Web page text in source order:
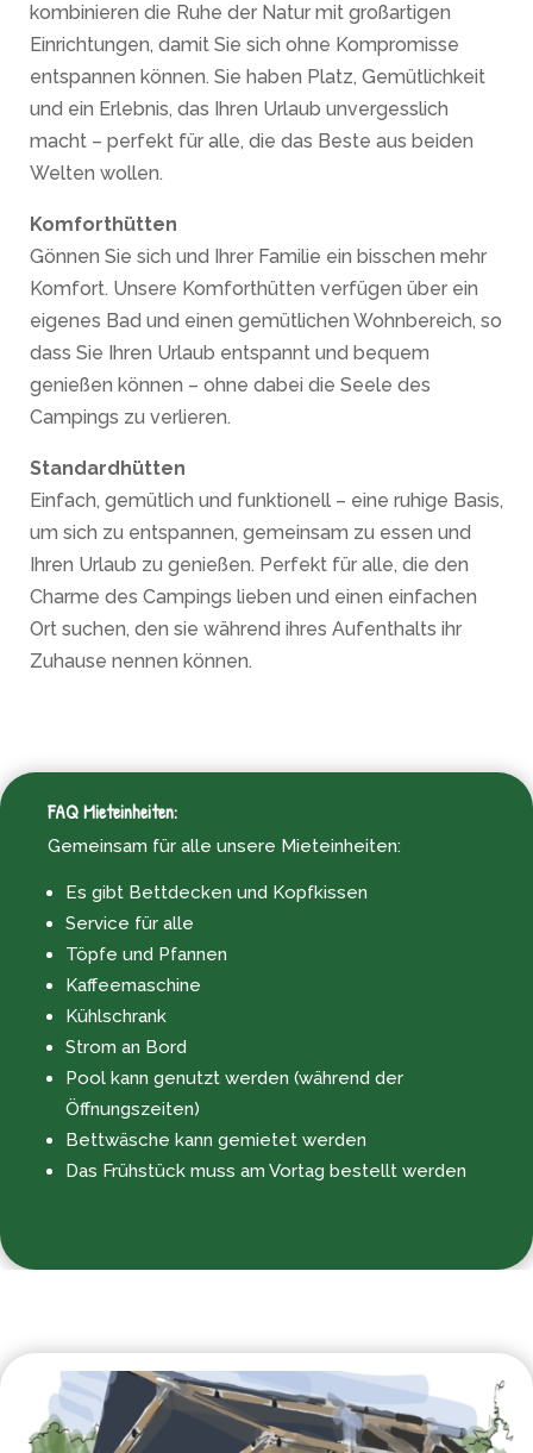
kombinieren die Ruhe der Natur mit großartigen
Einrichtungen, damit Sie sich ohne Kompromisse
entspannen können. Sie haben Platz, Gemütlichkeit
und ein Erlebnis, das Ihren Urlaub unvergesslich
macht – perfekt für alle, die das Beste aus beiden
Welten wollen.
Komforthütten
Gönnen Sie sich und Ihrer Familie ein bisschen mehr
Komfort. Unsere Komforthütten verfügen über ein
eigenes Bad und einen gemütlichen Wohnbereich, so
dass Sie Ihren Urlaub entspannt und bequem
genießen können – ohne dabei die Seele des
Campings zu verlieren.
Standardhütten
Einfach, gemütlich und funktionell – eine ruhige Basis,
um sich zu entspannen, gemeinsam zu essen und
Ihren Urlaub zu genießen. Perfekt für alle, die den
Charme des Campings lieben und einen einfachen
Ort suchen, den sie während ihres Aufenthalts ihr
Zuhause nennen können.
FAQ Mieteinheiten:
Gemeinsam für alle unsere Mieteinheiten:
Es gibt Bettdecken und Kopfkissen
Service für alle
Töpfe und Pfannen
Kaffeemaschine
Kühlschrank
Strom an Bord
Pool kann genutzt werden (während der
Öffnungszeiten)
Bettwäsche kann gemietet werden
Das Frühstück muss am Vortag bestellt werden